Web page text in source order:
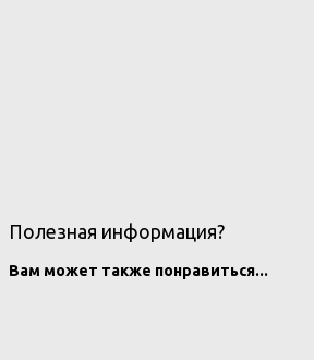
Полезная информация?
Вам может также понравиться...